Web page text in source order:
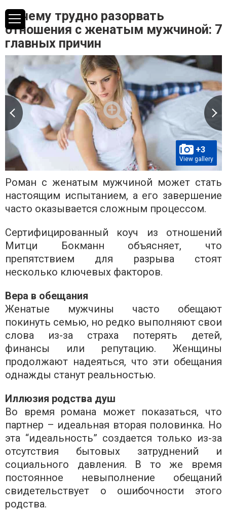
Почему трудно разорвать
отношения с женатым мужчиной: 7
главных причин
+3
View gallery
Роман с женатым мужчиной может стать
настоящим испытанием, а его завершение
часто оказывается сложным процессом.
Сертифицированный коуч из отношений
Митци Бокманн объясняет, что
препятствием для разрыва стоят
несколько ключевых факторов.
Вера в обещания
Женатые мужчины часто обещают
покинуть семью, но редко выполняют свои
слова из-за страха потерять детей,
финансы или репутацию. Женщины
продолжают надеяться, что эти обещания
однажды станут реальностью.
Иллюзия родства душ
Во время романа может показаться, что
партнер – идеальная вторая половинка. Но
эта “идеальность” создается только из-за
отсутствия бытовых затруднений и
социального давления. В то же время
постоянное невыполнение обещаний
свидетельствует о ошибочности этого
родства.